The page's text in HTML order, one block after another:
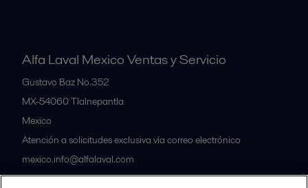
Alfa Laval Mexico Ventas y Servicio
Gustavo Baz No.352
MX-54060Tlalnepantla
Mexico
Atención a solicitudes exclusiva vía correo electrónico
mexico.info@alfalaval.com